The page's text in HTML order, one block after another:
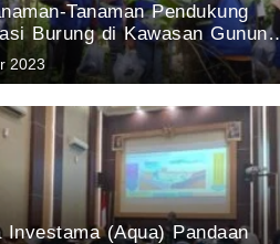
Tanaman Pendukung
Burung di Kawasan Gunung
Hasil Penelitian tim
Aqua Pandaan 2023
2023
Investama (Aqua) Pandaan